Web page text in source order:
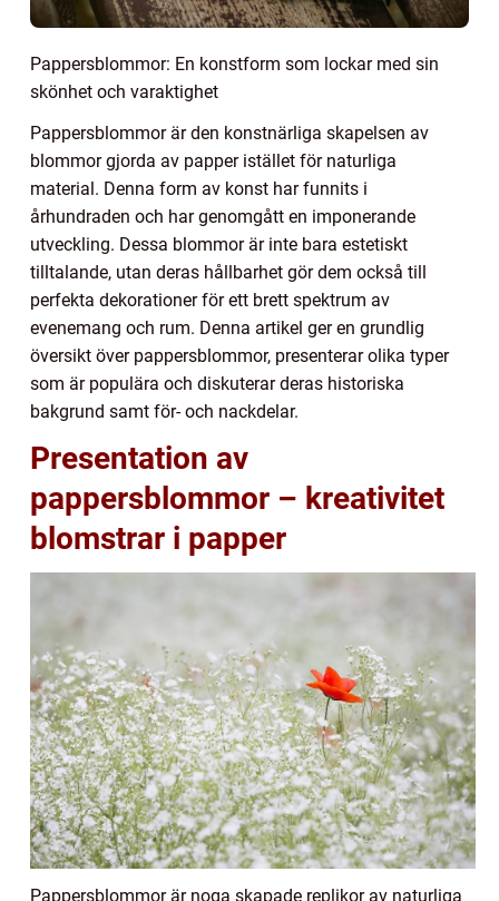
Pappersblommor: En konstform som lockar med sin
skönhet och varaktighet
Pappersblommor är den konstnärliga skapelsen av
blommor gjorda av papper istället för naturliga
material. Denna form av konst har funnits i
århundraden och har genomgått en imponerande
utveckling. Dessa blommor är inte bara estetiskt
tilltalande, utan deras hållbarhet gör dem också till
perfekta dekorationer för ett brett spektrum av
evenemang och rum. Denna artikel ger en grundlig
översikt över pappersblommor, presenterar olika typer
som är populära och diskuterar deras historiska
bakgrund samt för- och nackdelar.
Presentation av
pappersblommor – kreativitet
blomstrar i papper
Pappersblommor är noga skapade replikor av naturliga